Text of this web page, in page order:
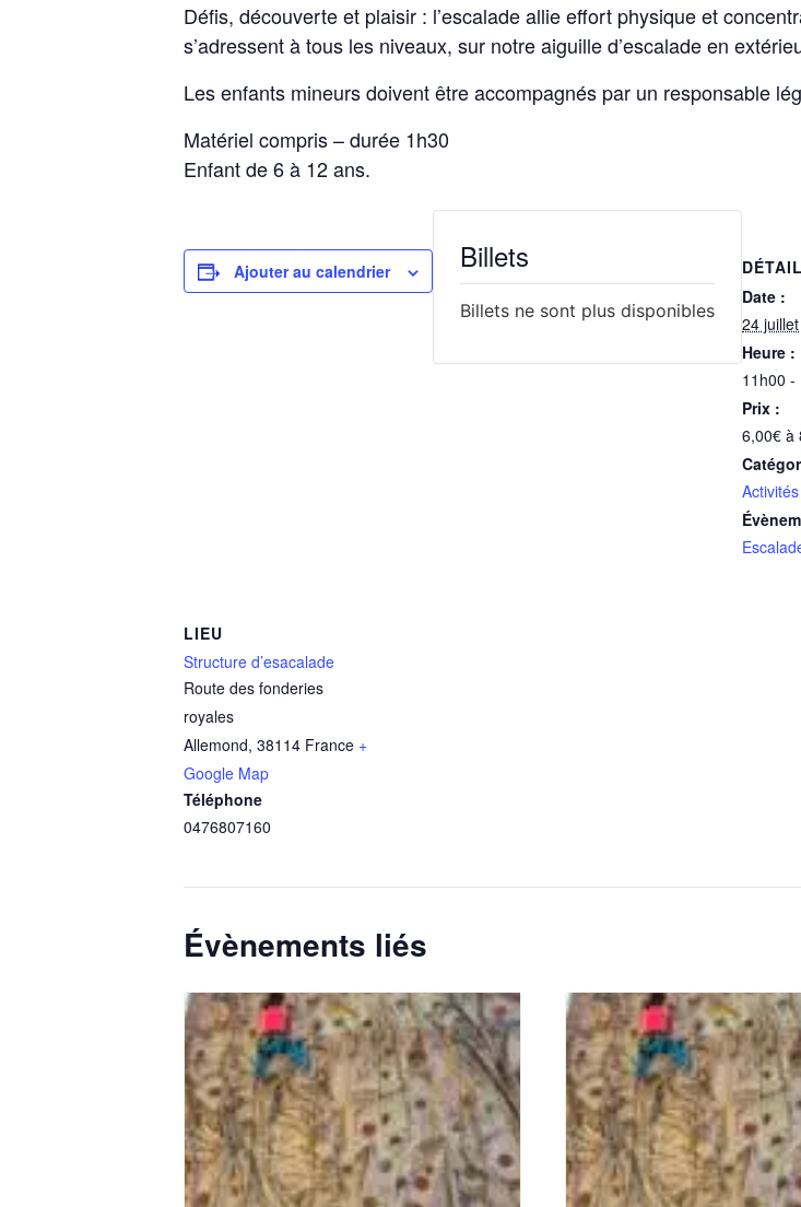
Défis, découverte et plaisir : l’escalade allie effort physique et
s’adressent à tous les niveaux, sur notre aiguille d’escalade en
Les enfants mineurs doivent être accompagnés par un responsable
Matériel compris – durée 1h30
Enfant de 6 à 12 ans.
Ajouter au calendrier
Date :
24 juillet
Heure :
11h00 -
Prix :
6,00€ à
LIEU
Structure d’esacalade
Route des fonderies
royales
Allemond, 38114 France +
Google Map
Téléphone
0476807160
Billets
Billets ne sont plus disponibles
Évènements liés